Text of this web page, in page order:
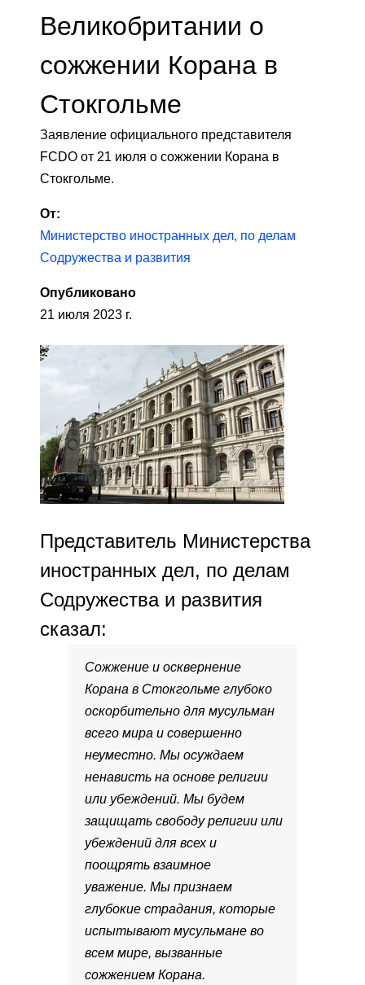
Великобритании о
сожжении Корана в
Стокгольме
Заявление официального представителя
FCDO от 21 июля о сожжении Корана в
Стокгольме.
От:
Министерство иностранных дел, по делам
Содружества и развития
Опубликовано
21 июля 2023 г.
Представитель Министерства
иностранных дел, по делам
Содружества и развития
сказал:
Сожжение и осквернение
Корана в Стокгольме глубоко
оскорбительно для мусульман
всего мира и совершенно
неуместно. Мы осуждаем
ненависть на основе религии
или убеждений. Мы будем
защищать свободу религии или
убеждений для всех и
поощрять взаимное
уважение. Мы признаем
глубокие страдания, которые
испытывают мусульмане во
всем мире, вызванные
сожжением Корана.